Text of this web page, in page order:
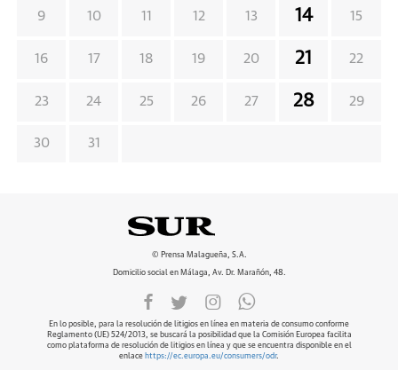
9 10 11 12 13 14 15
16 17 18 19 20 21 22
23 24 25 26 27 28 29
30 31
© Prensa Malagueña, S.A.
Domicilio social en Málaga, Av. Dr. Marañón, 48.
En lo posible, para la resolución de litigios en línea en materia de consumo conforme
Reglamento (UE) 524/2013, se buscará la posibilidad que la Comisión Europea facilita
como plataforma de resolución de litigios en línea y que se encuentra disponible en el
enlace https://ec.europa.eu/consumers/odr.